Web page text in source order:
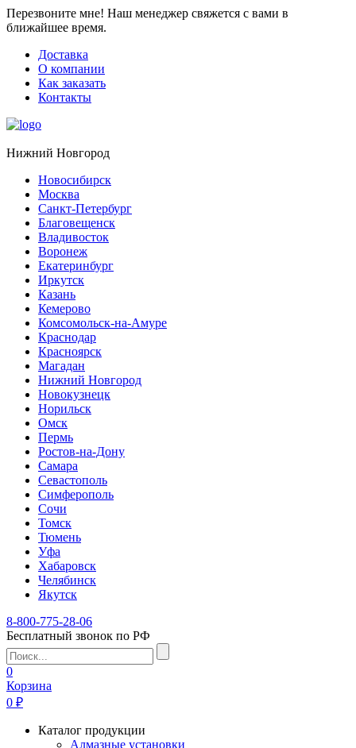
Перезвоните мне! Наш менеджер свяжется с вами в
ближайшее время.
Доставка
О компании
Как заказать
Контакты
Нижний Новгород
Новосибирск
Москва
Санкт-Петербург
Благовещенск
Владивосток
Воронеж
Екатеринбург
Иркутск
Казань
Кемерово
Комсомольск-на-Амуре
Краснодар
Красноярск
Магадан
Нижний Новгород
Новокузнецк
Норильск
Омск
Пермь
Ростов-на-Дону
Самара
Севастополь
Симферополь
Сочи
Томск
Тюмень
Уфа
Хабаровск
Челябинск
Якутск
8-800-775-28-06
Бесплатный звонок по РФ
0
Корзина
0 ₽
Каталог продукции
Алмазные установки